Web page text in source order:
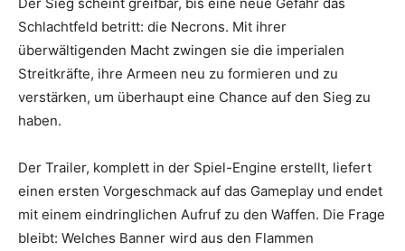
Schlachtfeld betritt: die Necrons. Mit ihrer
überwältigenden Macht zwingen sie die imperialen
Streitkräfte, ihre Armeen neu zu formieren und zu
verstärken, um überhaupt eine Chance auf den Sieg zu
haben.
Der Trailer, komplett in der Spiel-Engine erstellt, liefert
einen ersten Vorgeschmack auf das Gameplay und endet
mit einem eindringlichen Aufruf zu den Waffen. Die Frage
bleibt: Welches Banner wird aus den Flammen